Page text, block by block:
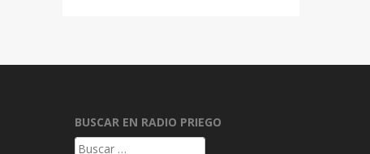
BUSCAR EN RADIO PRIEGO
Buscar: